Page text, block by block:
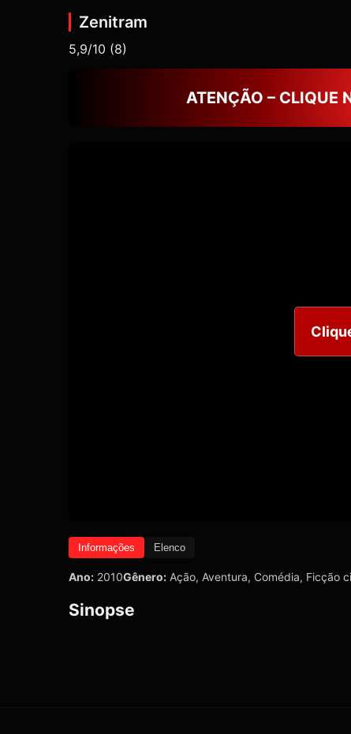
Zenitram
5,9/10 (8)
ATENÇÃO – CLIQUE
Informações Elenco
Ano: 2010Gênero: Ação, Aventura, Comédia, Ficção
Sinopse